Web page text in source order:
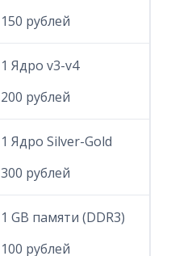
150 рублей
1 Ядро v3-v4
200 рублей
1 Ядро Silver-Gold
300 рублей
1 GB памяти (DDR3)
100 рублей